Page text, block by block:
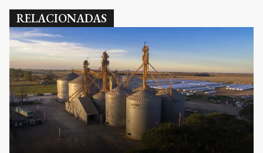
RELACIONADAS